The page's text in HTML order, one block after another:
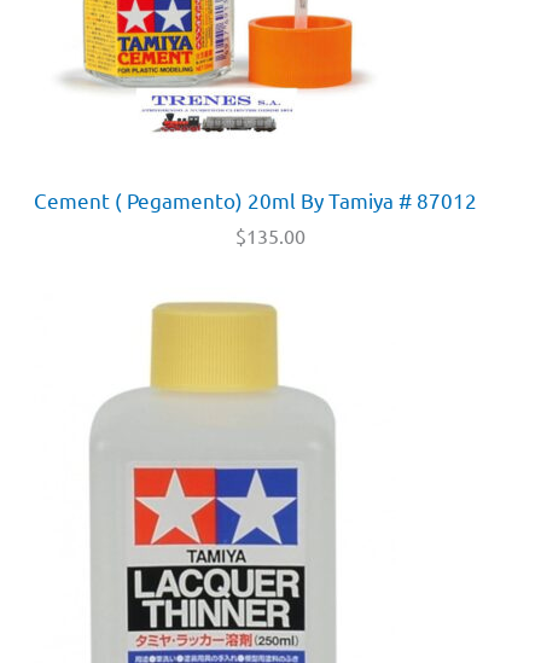
Cement ( Pegamento) 20ml By Tamiya # 87012
$135.00